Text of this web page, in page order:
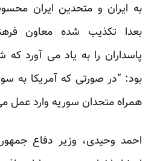
به ایران و متحدین ایران
بعدا تکذیب شده معاون
پاسداران را به یاد می آورد که
بود: “در صورتی که آمریکا به
همراه متحدان سوریه وارد عمل
‌احمد وحیدی، وزیر دفاع